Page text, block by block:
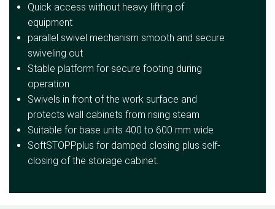
Quick access without heavy lifting of
equipment
parallel swivel mechanism smooth and secure
swiveling out
Stable platform for secure footing during
operation
Swivels in front of the work surface and
protects wall cabinets from rising steam
Suitable for base units 400 to 600 mm wide
SoftSTOPPplus for damped closing plus self-
closing of the storage cabinet.